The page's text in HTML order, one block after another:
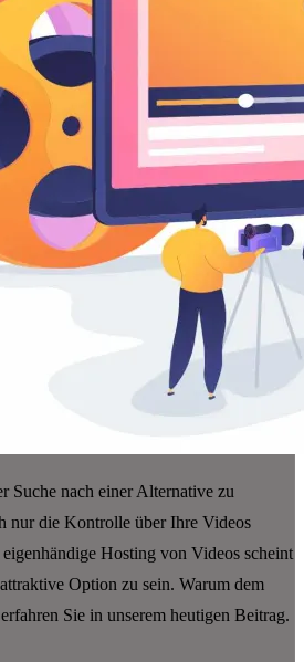
Suche nach einer Alternative zu
nur die Kontrolle über Ihre Videos
Hosting von Videos scheint
Option zu sein. Warum dem
Sie in unserem heutigen Beitrag.